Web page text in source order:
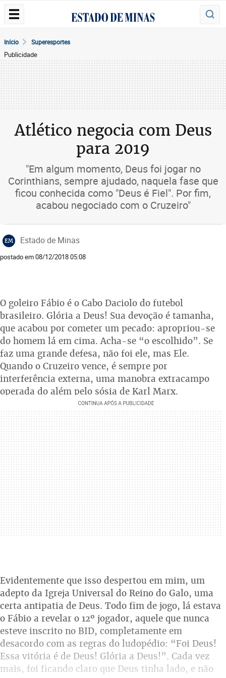
Início Superesportes
Publicidade
Atlético negocia com Deus
para 2019
"Em algum momento, Deus foi jogar no
Corinthians, sempre ajudado, naquela fase que
ficou conhecida como "Deus é Fiel". Por fim,
acabou negociado com o Cruzeiro"
EM Estado de Minas
postado em 08/12/2018 05:08
O goleiro Fábio é o Cabo Daciolo do futebol
brasileiro. Glória a Deus! Sua devoção é tamanha,
que acabou por cometer um pecado: apropriou-se
do homem lá em cima. Acha-se “o escolhido”. Se
faz uma grande defesa, não foi ele, mas Ele.
Quando o Cruzeiro vence, é sempre por
interferência externa, uma manobra extracampo
operada do além pelo sósia de Karl Marx.
Evidentemente que isso despertou em mim, um
adepto da Igreja Universal do Reino do Galo, uma
certa antipatia de Deus. Todo fim de jogo, lá estava
o Fábio a revelar o 12º jogador, aquele que nunca
esteve inscrito no BID, completamente em
desacordo com as regras do ludopédio: “Foi Deus!
Essa vitória é de Deus! Glória a Deus!”. Cada vez
mais, foi ficando claro que Deus tinha lado, e não